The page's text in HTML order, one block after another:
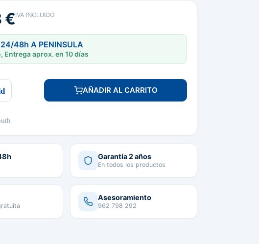
€IVA INCLUIDO
24/48h A PENINSULA
Entrega aprox. en 10 días
AÑADIR AL CARRITO
Garantía 2 años
En todos los productos
Asesoramiento
962 798 292